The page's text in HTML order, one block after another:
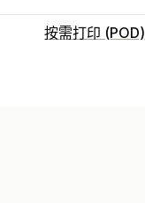
按需打印 (POD)